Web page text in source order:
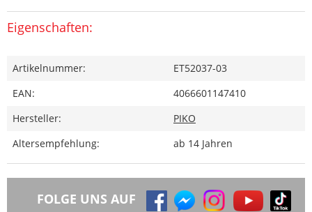
Eigenschaften:
Artikelnummer:
ET52037-03
EAN:
4066601147410
Hersteller:
PIKO
Altersempfehlung:
ab 14 Jahren
FOLGE UNS AUF